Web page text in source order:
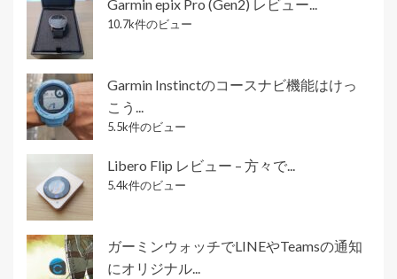
Garmin epix Pro (Gen2) レビュー...
10.7k件のビュー
Garmin Instinctのコースナビ機能はけっ
こう...
5.5k件のビュー
Libero Flip レビュー – 方々で...
5.4k件のビュー
ガーミンウォッチでLINEやTeamsの通知
にオリジナル...